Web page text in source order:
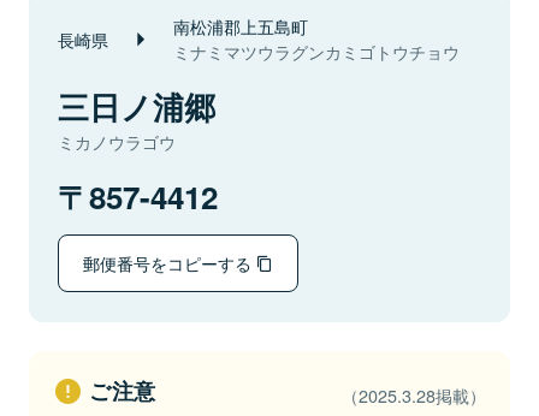
長崎県 南松浦郡上五島町
ミナミマツウラグンカミゴトウチョウ
三日ノ浦郷
ミカノウラゴウ
857-4412
郵便番号をコピーする
ご注意 （2025.3.28掲載）